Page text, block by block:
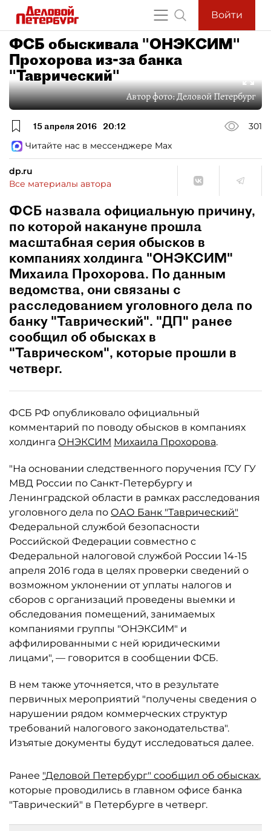
Войти
ФСБ обыскивала "ОНЭКСИМ"
Прохорова из-за банка
"Таврический"
Автор фото:Деловой Петербург
15 апреля 2016 20:12
301
Читайте нас в мессенджере Max
dp.ru
Все материалы автора
ФСБ назвала официальную причину,
по которой накануне прошла
масштабная серия обысков в
компаниях холдинга "ОНЭКСИМ"
Михаила Прохорова. По данным
ведомства, они связаны с
расследованием уголовного дела по
банку "Таврический". "ДП" ранее
сообщил об обысках в
"Таврическом", которые прошли в
четверг.
ФСБ РФ опубликовало официальный
комментарий по поводу обысков в компаниях
холдинга ОНЭКСИМ Михаила Прохорова.
"На основании следственного поручения ГСУ ГУ
МВД России по Санкт-Петербургу и
Ленинградской области в рамках расследования
уголовного дела по ОАО Банк "Таврический"
Федеральной службой безопасности
Российской Федерации совместно с
Федеральной налоговой службой России 14-15
апреля 2016 года в целях проверки сведений о
возможном уклонении от уплаты налогов и
сборов с организаций проведены выемки и
обследования помещений, занимаемых
компаниями группы "ОНЭКСИМ" и
аффилированными с ней юридическими
лицами", — говорится в сообщении ФСБ.
В нем также уточняется, что в результате
первичных мероприятий "получены сведения о
нарушении рядом коммерческих структур
требований налогового законодательства".
Изъятые документы будут исследоваться далее.
Ранее "Деловой Петербург" сообщил об обысках,
которые проводились в главном офисе банка
"Таврический" в Петербурге в четверг.